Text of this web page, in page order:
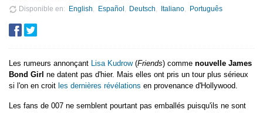
Disponible en
English Español Deutsch Italiano Português
Les rumeurs annonçant Lisa Kudrow(Friends) comme nouvelle James
Bond Girl ne datent pas d'hier. Mais elles ont pris un tour plus sérieux
si l'on en croit les dernières révélations en provenance d'Hollywood.
Les fans de 007 ne semblent pourtant pas emballés puisqu'ils ne sont